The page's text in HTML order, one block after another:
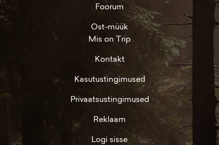
Foorum
Ost-müük
Mis on Trip
Kontakt
Kasutustingimused
Privaatsustingimused
Reklaam
Logi sisse